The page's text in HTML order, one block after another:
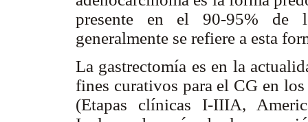
presente en el 90-95% de
generalmente se refiere a esta
La gastrectomía es en la
fines curativos para el CG en
(Etapas clínicas I-IIIA,